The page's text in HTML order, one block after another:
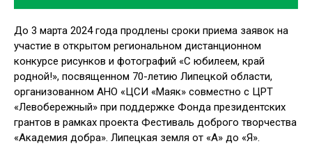
До 3 марта 2024 года продлены сроки приема заявок на
участие в открытом региональном дистанционном
конкурсе рисунков и фотографий «С юбилеем, край
родной!», посвященном 70-летию Липецкой области,
организованном АНО «ЦСИ «Маяк» совместно с ЦРТ
«Левобережный» при поддержке Фонда президентских
грантов в рамках проекта Фестиваль доброго творчества
«Академия добра». Липецкая земля от «А» до «Я».